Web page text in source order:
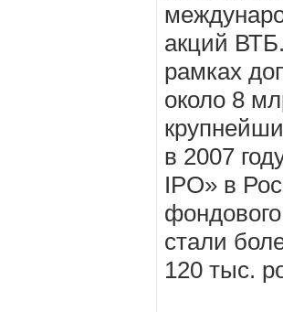
акций
рамках
около 8
в 2007
IPO» в
стали
120 тыс.